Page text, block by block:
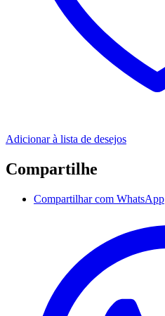
Adicionar à lista de desejos
Compartilhe
Compartilhar com WhatsApp